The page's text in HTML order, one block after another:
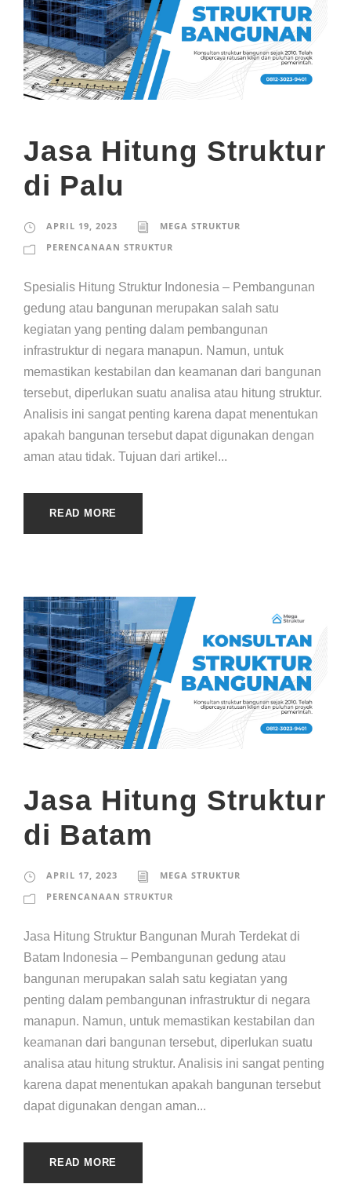
Jasa Hitung Struktur
di Palu
APRIL 19, 2023
MEGA STRUKTUR
PERENCANAAN STRUKTUR
Spesialis Hitung Struktur Indonesia – Pembangunan
gedung atau bangunan merupakan salah satu
kegiatan yang penting dalam pembangunan
infrastruktur di negara manapun. Namun, untuk
memastikan kestabilan dan keamanan dari bangunan
tersebut, diperlukan suatu analisa atau hitung struktur.
Analisis ini sangat penting karena dapat menentukan
apakah bangunan tersebut dapat digunakan dengan
aman atau tidak. Tujuan dari artikel...
READ MORE
Jasa Hitung Struktur
di Batam
APRIL 17, 2023
MEGA STRUKTUR
PERENCANAAN STRUKTUR
Jasa Hitung Struktur Bangunan Murah Terdekat di
Batam Indonesia – Pembangunan gedung atau
bangunan merupakan salah satu kegiatan yang
penting dalam pembangunan infrastruktur di negara
manapun. Namun, untuk memastikan kestabilan dan
keamanan dari bangunan tersebut, diperlukan suatu
analisa atau hitung struktur. Analisis ini sangat penting
karena dapat menentukan apakah bangunan tersebut
dapat digunakan dengan aman...
READ MORE